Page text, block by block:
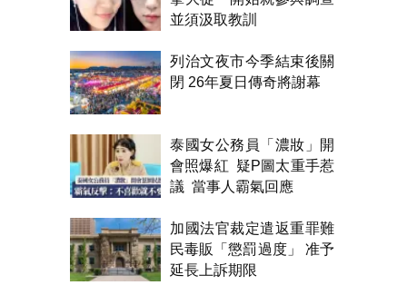
並須汲取教訓
列治文夜市今季結束後關
閉 26年夏日傳奇將謝幕
泰國女公務員「濃妝」開
會照爆紅 疑P圖太重手惹
議 當事人霸氣回應
加國法官裁定遣返重罪難
民毒販「懲罰過度」 准予
延長上訴期限